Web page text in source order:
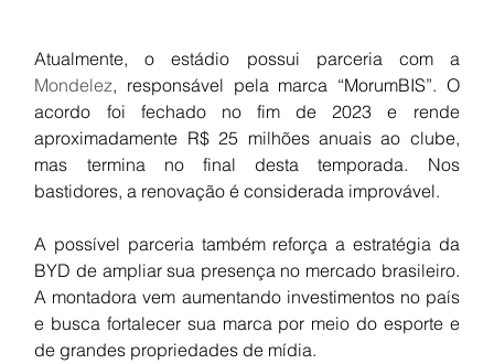
Mondelez, responsável pela marca “MorumBIS”. O
acordo foi fechado no fim de 2023 e rende
aproximadamente R$ 25 milhões anuais ao clube,
mas termina no final desta temporada. Nos
bastidores, a renovação é considerada improvável.
A possível parceria também reforça a estratégia da
BYD de ampliar sua presença no mercado brasileiro.
A montadora vem aumentando investimentos no país
e busca fortalecer sua marca por meio do esporte e
de grandes propriedades de mídia.